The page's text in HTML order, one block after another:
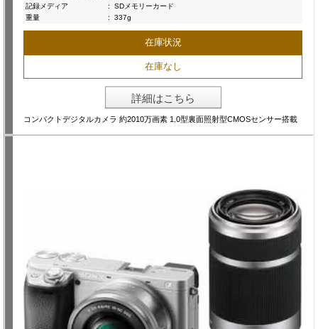
記録メディア
:
SDメモリーカード
重量
: 337g
在庫状況
在庫なし
詳細はこちら
コンパクトデジタルカメラ 約2010万画素 1.0型裏面照射型CMOSセンサー搭載